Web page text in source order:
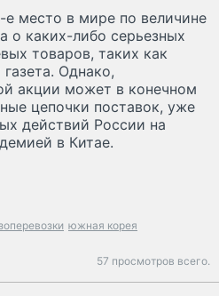
место в мире по величине
о каких-либо серьезных
товаров, таких как
Однако,
акции может в конечном
цепочки поставок, уже
действий России на
в Китае.
южная корея
57 просмотров всего.